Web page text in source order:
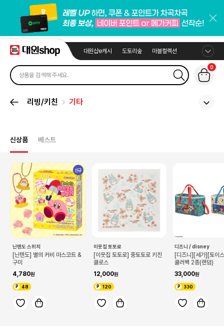
대원샵e캐시 도토리숲 마블컬렉션
0
리빙/키친 기타
신상품 베스트
신규
닌텐도 스위치
[닌텐도] 별의 커비 마스코트 &
구미
4,780
48
이웃집 토토로
[이웃집 토토로] 중토토로 키친
클로스
12,000
120
디즈니 / disney
[디즈니][세가][토이
쿨러백 2종(랜덤)
33,000
330